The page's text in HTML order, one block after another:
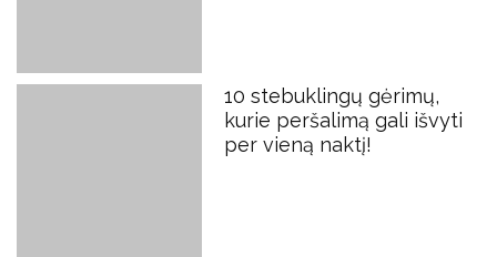
10 stebuklingų gėrimų,
kurie peršalimą gali išvyti
per vieną naktį!